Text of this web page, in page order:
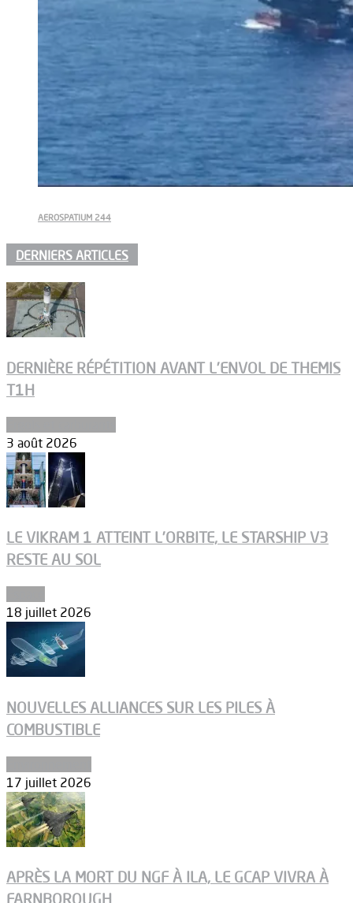
AEROSPATIUM 244
DERNIERS ARTICLES
DERNIÈRE RÉPÉTITION AVANT L’ENVOL DE THEMIS
T1H
3 août 2026
LE VIKRAM 1 ATTEINT L’ORBITE, LE STARSHIP V3
RESTE AU SOL
18 juillet 2026
NOUVELLES ALLIANCES SUR LES PILES À
COMBUSTIBLE
17 juillet 2026
APRÈS LA MORT DU NGF À ILA, LE GCAP VIVRA À